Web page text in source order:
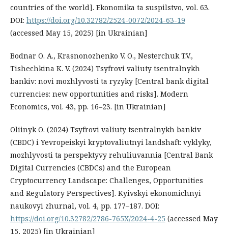
countries of the world]. Ekonomika ta suspilstvо, vol. 63.
DOI: https://doi.org/10.32782/2524-0072/2024-63-19
(accessed May 15, 2025) [in Ukrainian]
Bodnar O. A., Krasnonozhenko V. O., Nesterchuk T.V.,
Tishechkina K. V. (2024) Tsyfrovi valiuty tsentralnykh
bankiv: novi mozhlyvosti ta ryzyky [Central bank digital
currencies: new opportunities and risks]. Modern
Economics, vol. 43, рр. 16–23. [in Ukrainian]
Oliinyk O. (2024) Tsyfrovi valiuty tsentralnykh bankiv
(CBDC) i Yevropeiskyi kryptovaliutnyi landshaft: vyklyky,
mozhlyvosti ta perspektyvy rehuliuvannia [Central Bank
Digital Currencies (CBDCs) and the European
Cryptocurrency Landscape: Challenges, Opportunities
and Regulatory Perspectives]. Kyivskyi ekonomichnyi
naukovyi zhurnal, vol. 4, рр. 177–187. DOI:
https://doi.org/10.32782/2786-765X/2024-4-25 (accessed May
15, 2025) [in Ukrainian]